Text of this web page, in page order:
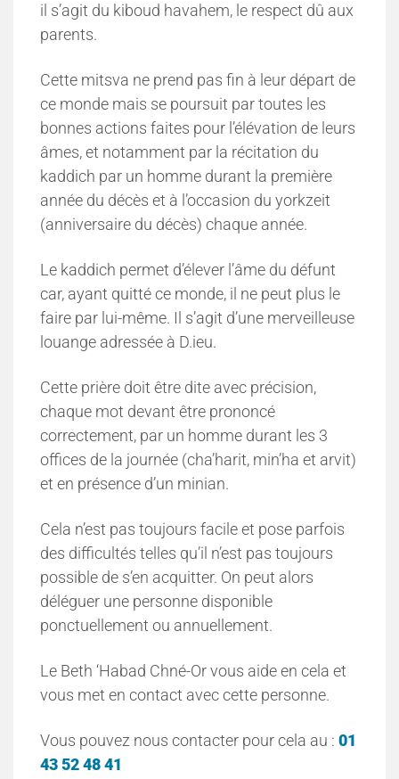
il s’agit du kiboud havahem, le respect dû aux
parents.
Cette mitsva ne prend pas fin à leur départ de
ce monde mais se poursuit par toutes les
bonnes actions faites pour l’élévation de leurs
âmes, et notamment par la récitation du
kaddich par un homme durant la première
année du décès et à l’occasion du yorkzeit
(anniversaire du décès) chaque année.
Le kaddich permet d’élever l’âme du défunt
car, ayant quitté ce monde, il ne peut plus le
faire par lui-même. Il s’agit d’une merveilleuse
louange adressée à D.ieu.
Cette prière doit être dite avec précision,
chaque mot devant être prononcé
correctement, par un homme durant les 3
offices de la journée (cha’harit, min’ha et arvit)
et en présence d’un minian.
Cela n’est pas toujours facile et pose parfois
des difficultés telles qu’il n’est pas toujours
possible de s’en acquitter. On peut alors
déléguer une personne disponible
ponctuellement ou annuellement.
Le Beth ‘Habad Chné-Or vous aide en cela et
vous met en contact avec cette personne.
Vous pouvez nous contacter pour cela au : 01
43 52 48 41